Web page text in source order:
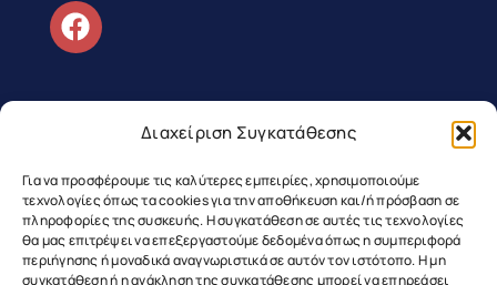
Διαχείριση Συγκατάθεσης
Για να προσφέρουμε τις καλύτερες εμπειρίες, χρησιμοποιούμε
τεχνολογίες όπως τα cookies για την αποθήκευση και/ή πρόσβαση σε
πληροφορίες της συσκευής. Η συγκατάθεση σε αυτές τις τεχνολογίες
θα μας επιτρέψει να επεξεργαστούμε δεδομένα όπως η συμπεριφορά
περιήγησης ή μοναδικά αναγνωριστικά σε αυτόν τον ιστότοπο. Η μη
συγκατάθεση ή η ανάκληση της συγκατάθεσης μπορεί να επηρεάσει
Copyright ©2026 Greek Japanese
Association | All Rights Reserved
Web Design & Development by RedMatter